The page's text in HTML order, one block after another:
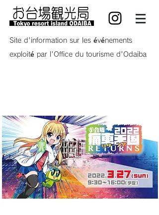
Site d'information sur les événements
exploité par l'Office du tourisme d'Odaiba